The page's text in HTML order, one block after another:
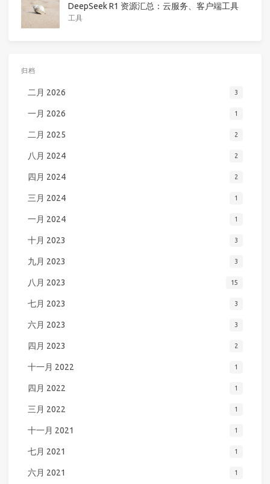
DeepSeek R1 资源汇总：云服务、客户端工具
工具
归档
二月 2026 3
一月 2026 1
二月 2025 2
八月 2024 2
四月 2024 2
三月 2024 1
一月 2024 1
十月 2023 3
九月 2023 3
八月 2023 15
七月 2023 3
六月 2023 3
四月 2023 2
十一月 2022 1
四月 2022 1
三月 2022 1
十一月 2021 1
七月 2021 1
六月 2021 1